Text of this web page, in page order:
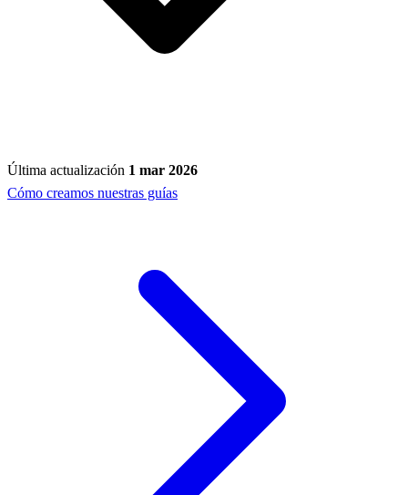
Última actualización 1 mar 2026
Cómo creamos nuestras guías